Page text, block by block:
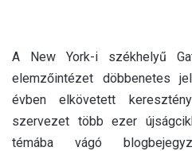
A New York-i székhelyű
elemzőintézet döbbenetes
évben elkövetett
szervezet több ezer
témába vágó